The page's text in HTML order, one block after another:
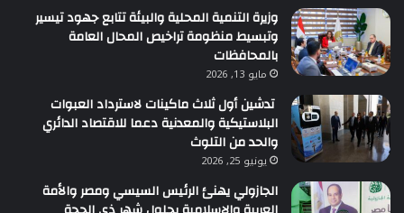
وزيرة التنمية المحلية والبيئة تتابع جهود تيسير
وتبسيط منظومة تراخيص المحال العامة
بالمحافظات
مايو 13, 2026
تدشين أول ثلاث ماكينات لاسترداد العبوات
البلاستيكية والمعدنية دعما للاقتصاد الدائري
والحد من التلوث
يونيو 25, 2026
الجازولي يهنئ الرئيس السيسي ومصر والأمة